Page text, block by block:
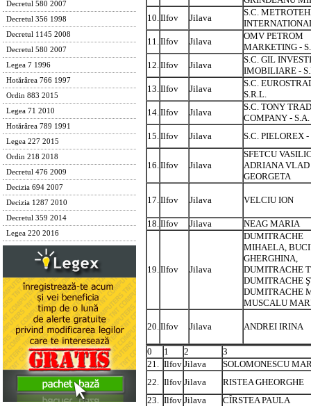
Decretul 580 2007
Decretul 356 1998
Decretul 1145 2008
Decretul 580 2007
Legea 7 1996
Hotărârea 766 1997
Ordin 883 2015
Legea 71 2010
Hotărârea 789 1991
Legea 227 2015
Ordin 218 2018
Decretul 476 2009
Decizia 694 2007
Decizia 1287 2010
Decretul 359 2014
Legea 220 2016
10. Ilfov Jilava
S.C.
11. Ilfov Jilava
OMV PETROM
MARKETING -
12. Ilfov Jilava
S.C. GIL
IMOBILIARE -
13. Ilfov Jilava
S.C.
S.R.L.
14. Ilfov Jilava
S.C. TONY
COMPANY - S.A.
15. Ilfov Jilava S.C. PIELOREX -
16. Ilfov Jilava
SFETCU
ADRIANA VLAD
GEORGETA
17. Ilfov Jilava VELCIU ION
18. Ilfov Jilava NEAG MARIA
19. Ilfov Jilava
DUMITRACHE
MIHAELA,
GHERGHINA,
DUMITRACHE
DUMITRACHE
DUMITRACHE
MUSCALU
20. Ilfov Jilava ANDREI IRINA
0 1 2
3
21.
Ilfov Jilava
SOLOMONESCU
22.
Ilfov Jilava
RISTEA GHEORGHE
23.
Ilfov Jilava CÎRSTEA PAULA